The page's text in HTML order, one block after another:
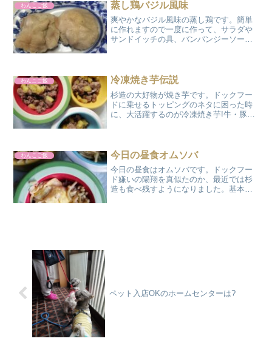
甘柿どちらでもOK(...
わんこご飯 蒸し鶏バジル風味
爽やかなバジル風味の蒸し鶏です。簡単
に作れますので一度に作って、サラダや
サンドイッチの具、バンバンジーソース
800cc 塩 小...
わんこご飯 冷凍焼き芋伝説
杉造の大好物が焼き芋です。ドックフー
ドに乗せるトッピングのネタに困った時
に、大活躍するのが冷凍焼き芋!牛・豚・
すれば美味しい1品の出...
わんこご飯 今日の昼食オムソバ
今日の昼食はオムソバです。ドックフー
ド嫌いの陽翔を真似たのか、最近では杉
造も食べ残すようになりました。基本的
ペット入店OKのホームセンターは?